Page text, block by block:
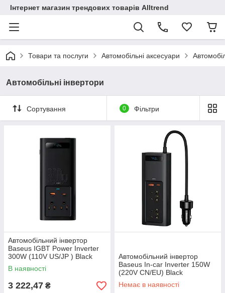
Інтернет магазин трендових товарів Alltrend
Товари та послуги Автомобільні аксесуари
Автомобільні інвертори
Сортування 0 Фільтри
Автомобільний інвертор
Baseus IGBT Power Inverter
300W (110V US/JP ) Black
В наявності
3 222,47 ₴
Автомобільний інвертор
Baseus In-car Inverter 150W
(220V CN/EU) Black
Немає в наявності